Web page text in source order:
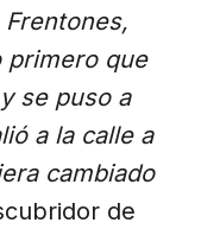
primero que
se puso a
a la calle a
cambiado
de